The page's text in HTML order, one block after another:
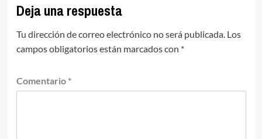
Deja una respuesta
Tu dirección de correo electrónico no será publicada. Los
campos obligatorios están marcados con *
Comentario *